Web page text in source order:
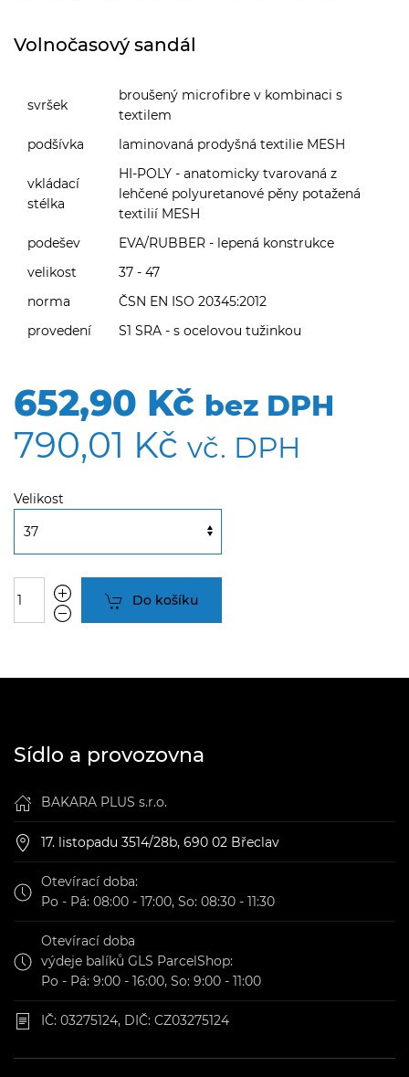
Volnočasový sandál
svršek
broušený microfibre v kombinaci s
textilem
podšívka
laminovaná prodyšná textilie MESH
vkládací
stélka
HI-POLY - anatomicky tvarovaná z
lehčené polyuretanové pěny potažená
textilií MESH
podešev
EVA/RUBBER - lepená konstrukce
velikost
37 - 47
norma
ČSN EN ISO 20345:2012
provedení
S1 SRA - s ocelovou tužinkou
652,90 Kč bez DPH
790,01 Kč vč. DPH
Velikost
Do košíku
Sídlo a provozovna
BAKARA PLUS s.r.o.
17. listopadu 3514/28b, 690 02 Břeclav
Otevírací doba:
Po - Pá: 08:00 - 17:00, So: 08:30 - 11:30
Otevírací doba
výdeje balíků GLS ParcelShop:
Po - Pá: 9:00 - 16:00, So: 9:00 - 11:00
IČ: 03275124, DIČ: CZ03275124